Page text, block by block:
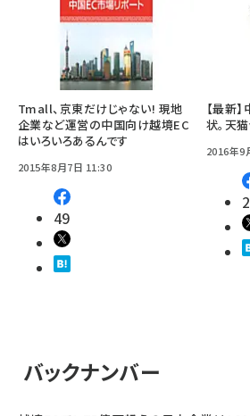
Tmall、京東だけじゃない! 現地
企業など運営の中国向け越境EC
はいろいろあるんです
2015年8月7日 11:30
49
【最新
状。天
2016年9
バックナンバー